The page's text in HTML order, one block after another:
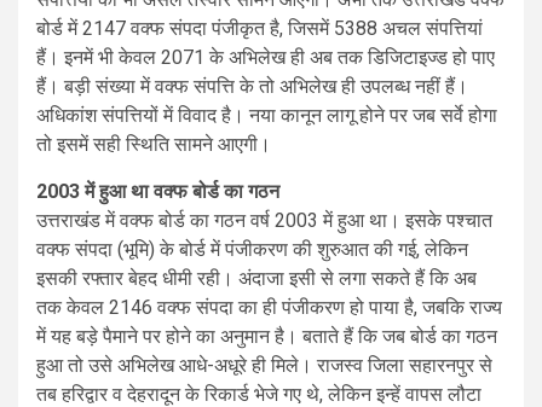
बोर्ड में 2147 वक्फ संपदा पंजीकृत है, जिसमें 5388 अचल संपत्तियां
हैं। इनमें भी केवल 2071 के अभिलेख ही अब तक डिजिटाइज्ड हो पाए
हैं। बड़ी संख्या में वक्फ संपत्ति के तो अभिलेख ही उपलब्ध नहीं हैं।
अधिकांश संपत्तियों में विवाद है। नया कानून लागू होने पर जब सर्वे होगा
तो इसमें सही स्थिति सामने आएगी।
2003 में हुआ था वक्फ बोर्ड का गठन
उत्तराखंड में वक्फ बोर्ड का गठन वर्ष 2003 में हुआ था। इसके पश्चात
वक्फ संपदा (भूमि) के बोर्ड में पंजीकरण की शुरुआत की गई, लेकिन
इसकी रफ्तार बेहद धीमी रही। अंदाजा इसी से लगा सकते हैं कि अब
तक केवल 2146 वक्फ संपदा का ही पंजीकरण हो पाया है, जबकि राज्य
में यह बड़े पैमाने पर होने का अनुमान है। बताते हैं कि जब बोर्ड का गठन
हुआ तो उसे अभिलेख आधे-अधूरे ही मिले। राजस्व जिला सहारनपुर से
तब हरिद्वार व देहरादून के रिकार्ड भेजे गए थे, लेकिन इन्हें वापस लौटा